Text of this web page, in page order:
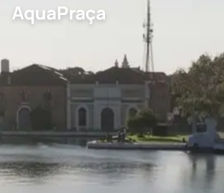
AquaPraça